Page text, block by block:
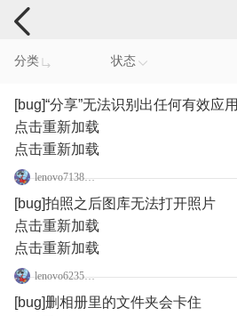
手机反馈
分类 状态
[bug]“分享”无法识别出任何有效应用
点击重新加载
点击重新加载
lenovo71384097
[bug]拍照之后图库无法打开照片
点击重新加载
点击重新加载
lenovo62353799
[bug]删相册里的文件夹会卡住